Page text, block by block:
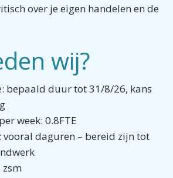
over je eigen handelen en de
wij?
bepaald duur tot 31/8/26, kans
week: 0.8FTE
vooral daguren – bereid zijn tot